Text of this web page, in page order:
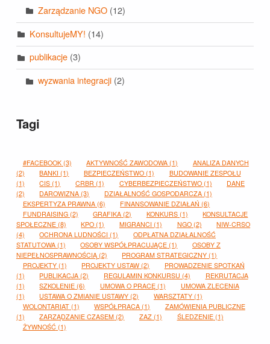
Zarządzanie NGO (12)
KonsultujeMY! (14)
publikacje(3)
wyzwania integracji (2)
Tagi
#FACEBOOK(3) AKTYWNOŚĆ ZAWODOWA (1)
ANALIZA DANYCH
(2)
BANKI (1) BEZPIECZEŃSTWO (1)
BUDOWANIE ZESPOŁU
(1)
CIS (1) CRBR (1) CYBERBEZPIECZEŃSTWO(1)
DANE
(2)
DAROWIZNA (3) DZIAŁALNOŚĆ GOSPODARCZA (1)
EKSPERTYZA PRAWNA(6) FINANSOWANIE DZIAŁAŃ (6)
FUNDRAISING(2) GRAFIKA (2) KONKURS(1)
KONSULTACJE
SPOŁECZNE(8) KPO (1) MIGRANCI (1) NGO(2)
NIW-CRSO
(4)
OCHRONA LUDNOŚCI (1)
ODPŁATNA DZIAŁALNOŚĆ
STATUTOWA(1) OSOBY WSPÓŁPRACUJĄCE (1)
OSOBY Z
NIEPEŁNOSPRAWNOŚCIĄ(2) PROGRAM STRATEGICZNY (1)
PROJEKTY(1) PROJEKTY USTAW (2)
PROWADZENIE SPOTKAŃ
(1)
PUBLIKACJA (2) REGULAMIN KONKURSU (4)
REKRUTACJA
(1)
SZKOLENIE (6) UMOWA O PRACĘ (1)
UMOWA ZLECENIA
(1)
USTAWA O ZMIANIE USTAWY (2) WARSZTATY (1)
WOLONTARIAT(1) WSPÓŁPRACA (1)
ZAMÓWIENIA PUBLICZNE
(1)
ZARZĄDZANIE CZASEM (2) ZAZ (1) ŚLEDZENIE(1)
ŻYWNOŚĆ(1)